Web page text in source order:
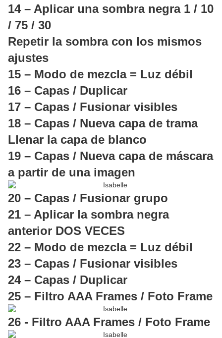
14 – Aplicar una sombra negra 1 / 10
/ 75 / 30
Repetir la sombra con los mismos
ajustes
15 – Modo de mezcla = Luz débil
16 – Capas / Duplicar
17 – Capas / Fusionar visibles
18 – Capas / Nueva capa de trama
Llenar la capa de blanco
19 – Capas / Nueva capa de máscara
a partir de una imagen
20 – Capas / Fusionar grupo
21 – Aplicar la sombra negra
anterior DOS VECES
22 – Modo de mezcla = Luz débil
23 – Capas / Fusionar visibles
24 – Capas / Duplicar
25 – Filtro AAA Frames / Foto Frame
26 - Filtro AAA Frames / Foto Frame